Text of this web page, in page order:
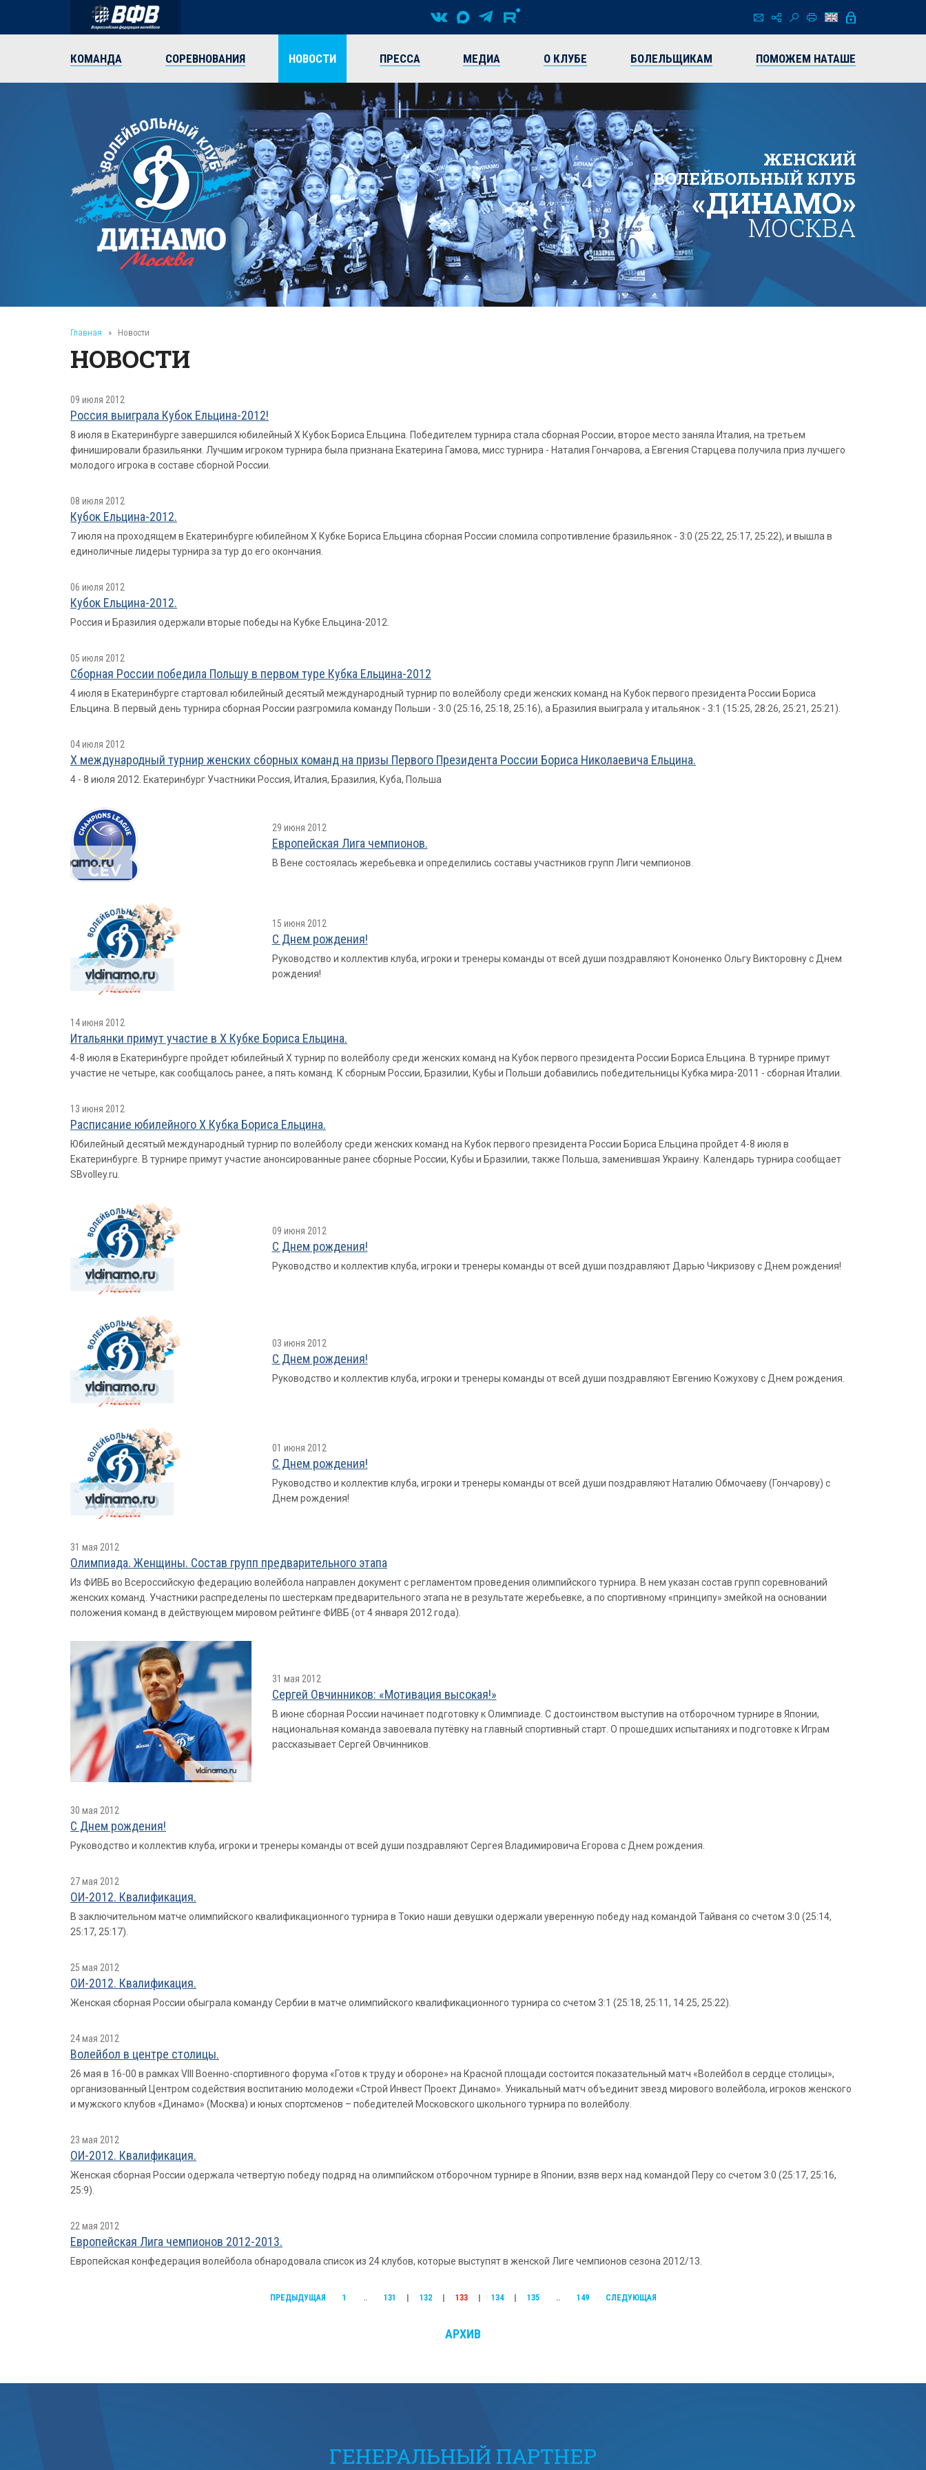
КОМАНДА СОРЕВНОВАНИЯ НОВОСТИ ПРЕССА МЕДИА О КЛУБЕ БОЛЕЛЬЩИКАМ ПОМОЖЕМ НАТАШЕ
ЖЕНСКИЙ
ВОЛЕЙБОЛЬНЫЙ КЛУБ
«ДИНАМО»
МОСКВА
Главная » Новости
НОВОСТИ
09 июля 2012
Россия выиграла Кубок Ельцина-2012!
8 июля в Екатеринбурге завершился юбилейный X Кубок Бориса Ельцина. Победителем турнира стала сборная России, второе место заняла Италия, на третьем
финишировали бразильянки. Лучшим игроком турнира была признана Екатерина Гамова, мисс турнира - Наталия Гончарова, а Евгения Старцева получила приз лучшего
молодого игрока в составе сборной России.
08 июля 2012
Кубок Ельцина-2012.
7 июля на проходящем в Екатеринбурге юбилейном X Кубке Бориса Ельцина сборная России сломила сопротивление бразильянок - 3:0 (25:22, 25:17, 25:22), и вышла в
единоличные лидеры турнира за тур до его окончания.
06 июля 2012
Кубoк Ельцина-2012.
Россия и Бразилия одержали вторые победы на Кубке Ельцина-2012.
05 июля 2012
Cборная России победила Польшу в первом туре Кубка Ельцина-2012
4 июля в Екатеринбурге стартовал юбилейный десятый международный турнир по волейболу среди женских команд на Кубок первого президента России Бориса
Ельцина. В первый день турнира сборная России разгромила команду Польши - 3:0 (25:16, 25:18, 25:16), а Бразилия выиграла у итальянок - 3:1 (15:25, 28:26, 25:21, 25:21).
04 июля 2012
X международный турнир женских сборных команд на призы Первого Президента России Бориса Николаевича Ельцина.
4 - 8 июля 2012. Екатеринбург Участники Россия, Италия, Бразилия, Куба, Польша
29 июня 2012
Европейская Лига чемпионов.
В Вене состоялась жеребьевка и определились составы участников групп Лиги чемпионов.
15 июня 2012
С Днем рождения!
Руководство и коллектив клуба, игроки и тренеры команды от всей души поздравляют Кононенко Ольгу Викторовну с Днем
рождения!
14 июня 2012
Итальянки примут участие в X Кубке Бориса Ельцина.
4-8 июля в Екатеринбурге пройдет юбилейный X турнир по волейболу среди женских команд на Кубок первого президента России Бориса Ельцина. В турнире примут
участие не четыре, как сообщалось ранее, а пять команд. К сборным России, Бразилии, Кубы и Польши добавились победительницы Кубка мира-2011 - сборная Италии.
13 июня 2012
Расписание юбилейного X Кубка Бориса Ельцина.
Юбилейный десятый международный турнир по волейболу среди женских команд на Кубок первого президента России Бориса Ельцина пройдет 4-8 июля в
Екатеринбурге. В турнире примут участие анонсированные ранее сборные России, Кубы и Бразилии, также Польша, заменившая Украину. Календарь турнира сообщает
SBvolley.ru.
09 июня 2012
С Днем рождения!
Руководство и коллектив клуба, игроки и тренеры команды от всей души поздравляют Дарью Чикризову с Днем рождения!
03 июня 2012
С Днем рождения!
Руководство и коллектив клуба, игроки и тренеры команды от всей души поздравляют Евгению Кожухову с Днем рождения.
01 июня 2012
С Днем рождения!
Руководство и коллектив клуба, игроки и тренеры команды от всей души поздравляют Наталию Обмочаеву (Гончарову) с
Днем рождения!
31 мая 2012
Олимпиада. Женщины. Состав групп предварительного этапа
Из ФИВБ во Всероссийскую федерацию волейбола направлен документ с регламентом проведения олимпийского турнира. В нем указан состав групп соревнований
женских команд. Участники распределены по шестеркам предварительного этапа не в результате жеребьевке, а по спортивному «принципу» змейкой на основании
положения команд в действующем мировом рейтинге ФИВБ (от 4 января 2012 года).
31 мая 2012
Сергей Овчинников: «Мотивация высокая!»
В июне сборная России начинает подготовку к Олимпиаде. С достоинством выступив на отборочном турнире в Японии,
национальная команда завоевала путёвку на главный спортивный старт. О прошедших испытаниях и подготовке к Играм
рассказывает Сергей Овчинников.
30 мая 2012
С Днем рождения!
Руководство и коллектив клуба, игроки и тренеры команды от всей души поздравляют Сергея Владимировича Егорова с Днем рождения.
27 мая 2012
ОИ-2012. Квалификация.
В заключительном матче олимпийского квалификационного турнира в Токио наши девушки одержали уверенную победу над командой Тайваня со счетом 3:0 (25:14,
25:17, 25:17).
25 мая 2012
ОИ-2012. Квалификация.
Женская сборная России обыграла команду Сербии в матче олимпийского квалификационного турнира со счетом 3:1 (25:18, 25:11, 14:25, 25:22).
24 мая 2012
Волейбол в центре столицы.
26 мая в 16-00 в рамках VIII Военно-спортивного форума «Готов к труду и обороне» на Красной площади состоится показательный матч «Волейбол в сердце столицы»,
организованный Центром содействия воспитанию молодежи «Строй Инвест Проект Динамо». Уникальный матч объединит звезд мирового волейбола, игроков женского
и мужского клубов «Динамо» (Москва) и юных спортсменов – победителей Московского школьного турнира по волейболу.
23 мая 2012
ОИ-2012. Квалификация.
Женская сборная России одержала четвертую победу подряд на олимпийском отборочном турнире в Японии, взяв верх над командой Перу со счетом 3:0 (25:17, 25:16,
25:9).
22 мая 2012
Европейская Лига чемпионов 2012-2013.
Европейская конфедерация волейбола обнародовала список из 24 клубов, которые выступят в женской Лиге чемпионов сезона 2012/13.
ПРЕДЫДУЩАЯ 1 .. 131 | 132 | 133 | 134 | 135 .. 149 СЛЕДУЮЩАЯ
АРХИВ
ГЕНЕРАЛЬНЫЙ ПАРТНЕР